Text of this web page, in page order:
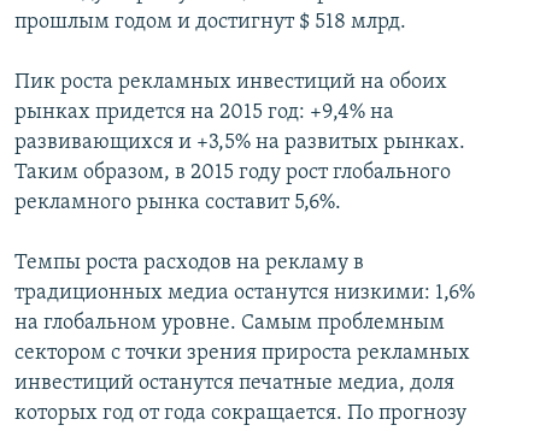
прошлым годом и достигнут $ 518 млрд.
Пик роста рекламных инвестиций на обоих
рынках придется на 2015 год: +9,4% на
развивающихся и +3,5% на развитых рынках.
Таким образом, в 2015 году рост глобального
рекламного рынка составит 5,6%.
Темпы роста расходов на рекламу в
традиционных медиа останутся низкими: 1,6%
на глобальном уровне. Самым проблемным
сектором с точки зрения прироста рекламных
инвестиций останутся печатные медиа, доля
которых год от года сокращается. По прогнозу